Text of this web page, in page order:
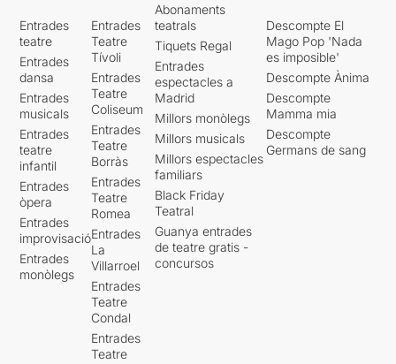
Entrades
teatre
Entrades
dansa
Entrades
musicals
Entrades
teatre
infantil
Entrades
òpera
Entrades
improvisació
Entrades
monòlegs
Entrades
Teatre
Tívoli
Entrades
Teatre
Coliseum
Entrades
Teatre
Borràs
Entrades
Teatre
Romea
Entrades
La
Villarroel
Entrades
Teatre
Condal
Entrades
Teatre
Abonaments
teatrals
Tiquets Regal
Entrades
espectacles a
Madrid
Millors monòlegs
Millors musicals
Millors espectacles
familiars
Black Friday
Teatral
Guanya entrades
de teatre gratis -
concursos
Descompte El
Mago Pop 'Nada
es imposible'
Descompte Ànima
Descompte
Mamma mia
Descompte
Germans de sang